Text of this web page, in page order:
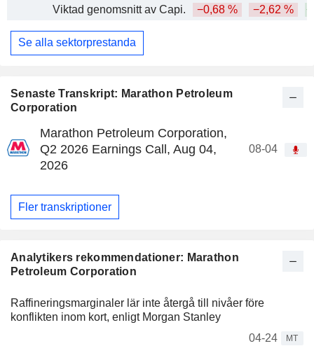
Senaste Transkript: Marathon Petroleum
Corporation
Marathon Petroleum Corporation,
Q2 2026 Earnings Call, Aug 04,
2026
08-04
Fler transkriptioner
Analytikers rekommendationer: Marathon
Petroleum Corporation
Raffineringsmarginaler lär inte återgå till nivåer före
konflikten inom kort, enligt Morgan Stanley
04-24
MT
Viktad genomsnitt av Capi.
−0,68 % −2,62 %
Se alla sektorprestanda